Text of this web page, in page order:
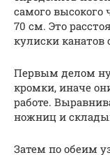
самого высокого
70 см. Это
кулиски канатов
Первым делом
кромки, иначе
работе.
ножниц и
Затем по обеим